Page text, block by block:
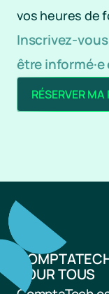
vos heures de
Inscrivez-
être
RÉSERVER
POUR TOUS